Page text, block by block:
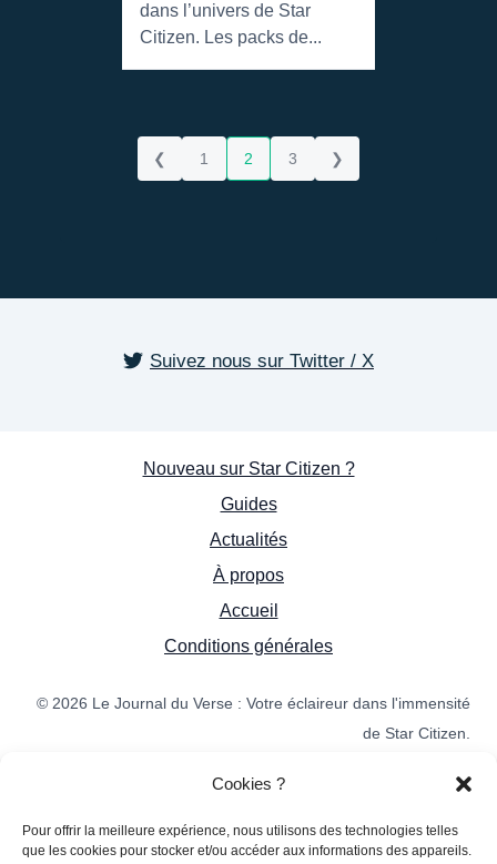
Cookies ?
Pour offrir la meilleure expérience, nous utilisons des technologies telles
que les cookies pour stocker et/ou accéder aux informations des appareils.
dans l’univers de Star
Citizen. Les packs de...
❮ 1 2 3 ❯
Suivez nous sur Twitter / X
Nouveau sur Star Citizen ?
Guides
Actualités
À propos
Accueil
Conditions générales
© 2026 Le Journal du Verse : Votre éclaireur dans l'immensité
de Star Citizen.
Made by the